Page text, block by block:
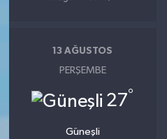
13 AĞUSTOS
PERŞEMBE
27°
Güneşli